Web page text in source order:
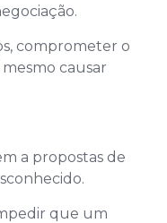
comprometer o
causar
a propostas de
que um